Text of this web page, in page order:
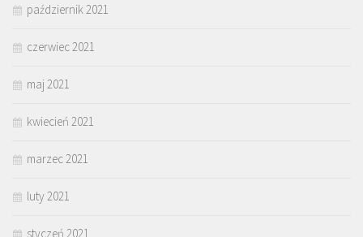
październik 2021
czerwiec 2021
maj 2021
kwiecień 2021
marzec 2021
luty 2021
styczeń 2021